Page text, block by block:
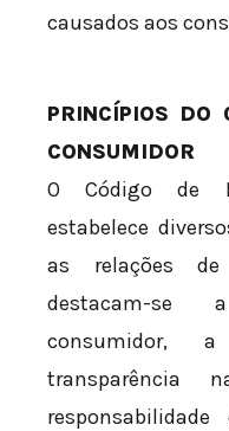
causados aos
PRINCÍPIOS DO
CONSUMIDOR
O Código de
estabelece
as relações
destacam-se
consumidor,
transparência